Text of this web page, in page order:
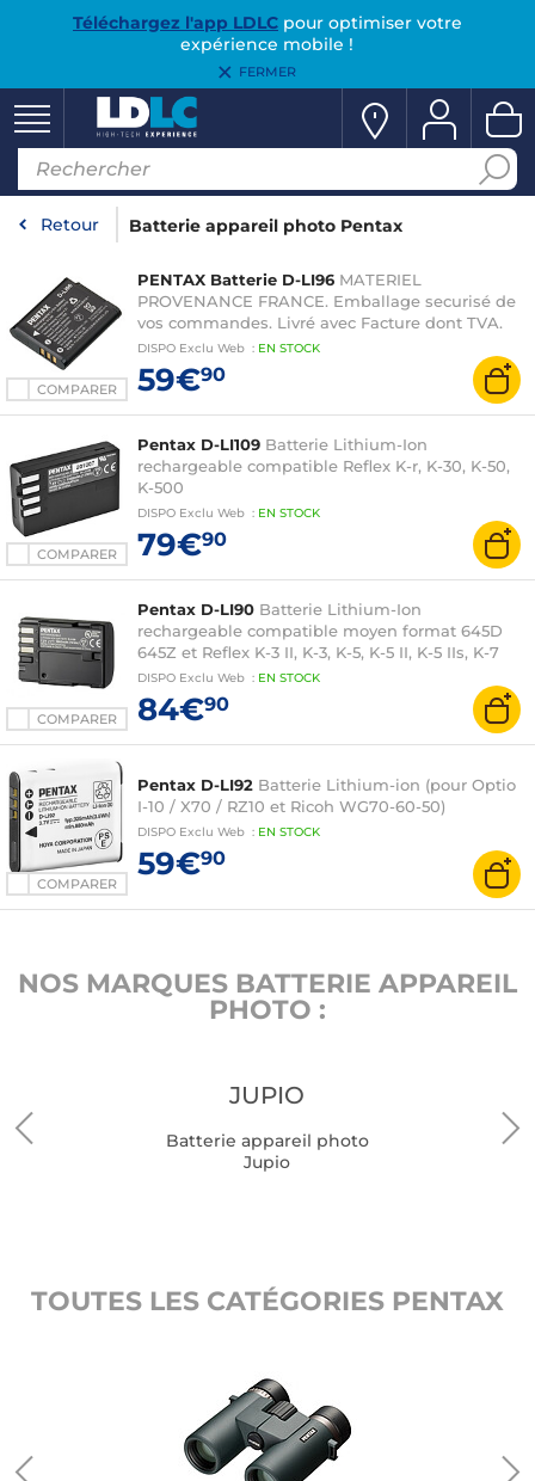
Téléchargez l'app LDLCpour optimiser votre
expérience mobile !
FERMER
Retour Batterie appareil photo Pentax
COMPARER
PENTAX Batterie D-LI96 MATERIEL
PROVENANCE FRANCE. Emballage securisé de
vos commandes. Livré avec Facture dont TVA.
DISPO Exclu Web : EN STOCK
59€90
COMPARER
Pentax D-LI109 Batterie Lithium-Ion
rechargeable compatible Reflex K-r, K-30, K-50,
K-500
DISPO Exclu Web : EN STOCK
79€90
COMPARER
Pentax D-LI90 Batterie Lithium-Ion
rechargeable compatible moyen format 645D
645Z et Reflex K-3 II, K-3, K-5, K-5 II, K-5 IIs, K-7
DISPO Exclu Web : EN STOCK
84€90
COMPARER
Pentax D-LI92 Batterie Lithium-ion (pour Optio
I-10 / X70 / RZ10 et Ricoh WG70-60-50)
DISPO Exclu Web : EN STOCK
59€90
NOS MARQUES BATTERIE APPAREIL
PHOTO :
JUPIO
Batterie appareil photo
Jupio
TOUTES LES CATÉGORIES PENTAX